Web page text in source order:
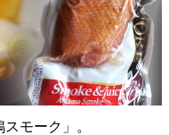
モーク」。